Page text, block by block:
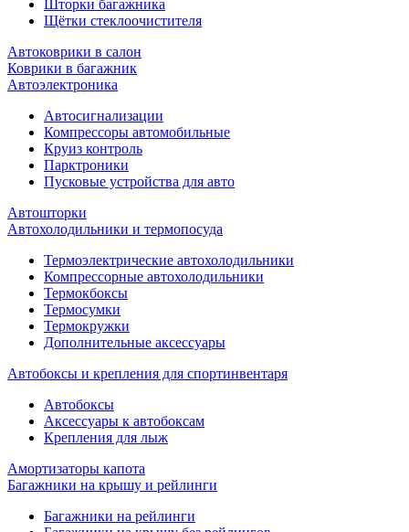
Шторки багажника
Щётки стеклоочистителя
Автоковрики в салон
Коврики в багажник
Автоэлектроника
Автосигнализации
Компрессоры автомобильные
Круиз контроль
Парктроники
Пусковые устройства для авто
Автошторки
Автохолодильники и термопосуда
Термоэлектрические автохолодильники
Компрессорные автохолодильники
Термокбоксы
Термосумки
Термокружки
Дополнительные аксессуары
Автобоксы и крепления для спортинвентаря
Автобоксы
Аксессуары к автобоксам
Крепления для лыж
Амортизаторы капота
Багажники на крышу и рейлинги
Багажники на рейлинги